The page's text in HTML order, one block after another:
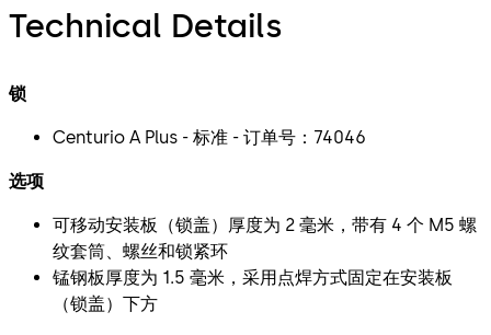
Technical Details
锁
Centurio A Plus - 标准 - 订单号：74046
选项
可移动安装板（锁盖）厚度为 2 毫米，带有 4 个 M5 螺
纹套筒、螺丝和锁紧环
锰钢板厚度为 1.5 毫米，采用点焊方式固定在安装板
（锁盖）下方